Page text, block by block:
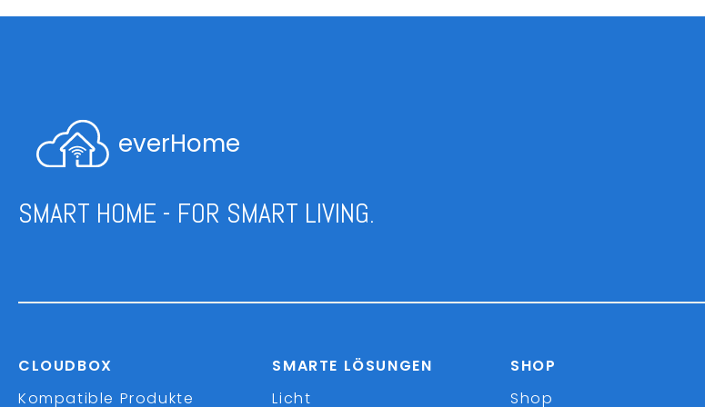
everHome
SMART HOME - FOR SMART LIVING.
CLOUDBOX
Kompatible Produkte
SMARTE LÖSUNGEN
Licht
SHOP
Shop